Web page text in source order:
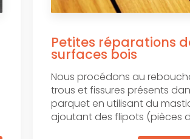
Petites réparations
surfaces bois
Nous procédons au
trous et fissures présents
parquet en utilisant du
ajoutant des flipots (pièces